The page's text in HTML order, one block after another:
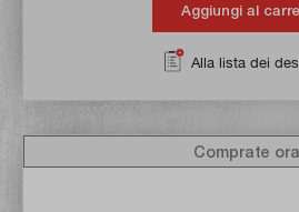
Aggiungi al
Alla lista dei
Comprate